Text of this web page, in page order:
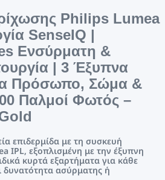
Philips Lumea
SenseIQ |
Ενσύρματη &
| 3 Έξυπνα
Πρόσωπο, Σώμα &
Παλμοί Φωτός –
επιδερμίδα με τη συσκευή
IPL, εξοπλισμένη με την έξυπνη
κυρτά εξαρτήματα για κάθε
ασύρματης ή